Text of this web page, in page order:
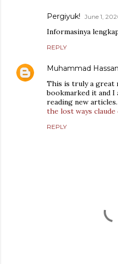
Pergiyuk! June 1,
Informasinya
REPLY
Muhammad Hassan
This is truly a great
bookmarked it and
reading new
the lost ways claude
REPLY